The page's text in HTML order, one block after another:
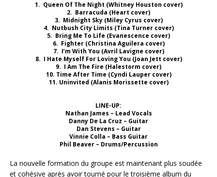
1. Queen Of The Night (Whitney Houston cover)
2. Barracuda (Heart cover)
3. Midnight Sky (Miley Cyrus cover)
4. Nutbush City Limits (Tina Turner cover)
5. Bring Me To Life (Evanescence cover)
6. Fighter (Christina Aguilera cover)
7. I’m With You (Avril Lavigne cover)
8. I Hate Myself For Loving You (Joan Jett cover)
9. I Am The Fire (Halestorm cover)
10. Time After Time (Cyndi Lauper cover)
11. Uninvited (Alanis Morissette cover)
LINE-UP:
Nathan James – Lead Vocals
Danny De La Cruz – Guitar
Dan Stevens – Guitar
Vinnie Colla – Bass Guitar
Phil Beaver – Drums/Percussion
La nouvelle formation du groupe est maintenant plus soudée
et cohésive après avoir tourné pour le troisième album du